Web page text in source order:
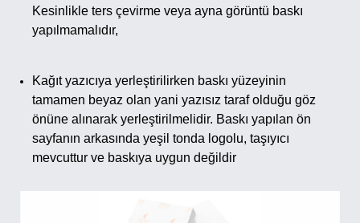
Kesinlikle ters çevirme veya ayna görüntü baskı
yapılmamalıdır,
Kağıt yazıcıya yerleştirilirken baskı yüzeyinin
tamamen beyaz olan yani yazısız taraf olduğu göz
önüne alınarak yerleştirilmelidir. Baskı yapılan ön
sayfanın arkasında yeşil tonda logolu, taşıyıcı
mevcuttur ve baskıya uygun değildir